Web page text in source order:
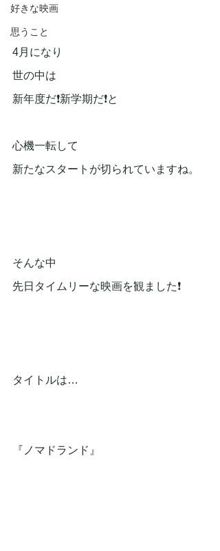
好きな映画
思うこと
4月になり
世の中は
新年度だ❗新学期だ❗と
心機一転して
新たなスタートが切られていますね。
そんな中
先日タイムリーな映画を観ました❗
タイトルは…
『ノマドランド』